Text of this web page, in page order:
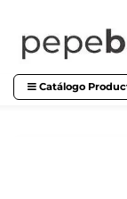
Catálogo